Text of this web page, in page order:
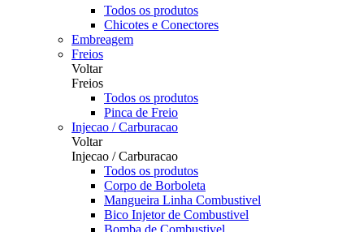
Todos os produtos
Chicotes e Conectores
Embreagem
Freios
Voltar
Freios
Todos os produtos
Pinca de Freio
Injecao / Carburacao
Voltar
Injecao / Carburacao
Todos os produtos
Corpo de Borboleta
Mangueira Linha Combustivel
Bico Injetor de Combustivel
Bomba de Combustivel